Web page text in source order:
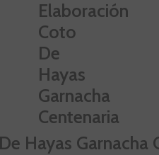
Hayas Garnacha